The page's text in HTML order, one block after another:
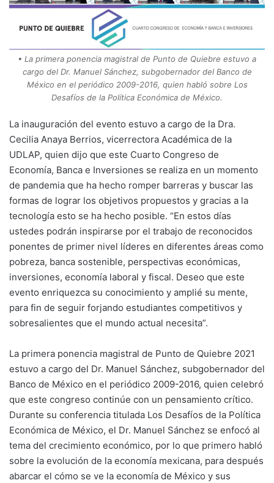
• La primera ponencia magistral de Punto de Quiebre estuvo a
cargo del Dr. Manuel Sánchez, subgobernador del Banco de
México en el periódico 2009-2016, quien habló sobre Los
Desafíos de la Política Económica de México.
La inauguración del evento estuvo a cargo de la Dra.
Cecilia Anaya Berrios, vicerrectora Académica de la
UDLAP, quien dijo que este Cuarto Congreso de
Economía, Banca e Inversiones se realiza en un momento
de pandemia que ha hecho romper barreras y buscar las
formas de lograr los objetivos propuestos y gracias a la
tecnología esto se ha hecho posible. “En estos días
ustedes podrán inspirarse por el trabajo de reconocidos
ponentes de primer nivel líderes en diferentes áreas como
pobreza, banca sostenible, perspectivas económicas,
inversiones, economía laboral y fiscal. Deseo que este
evento enriquezca su conocimiento y amplié su mente,
para fin de seguir forjando estudiantes competitivos y
sobresalientes que el mundo actual necesita”.
La primera ponencia magistral de Punto de Quiebre 2021
estuvo a cargo del Dr. Manuel Sánchez, subgobernador del
Banco de México en el periódico 2009-2016, quien celebró
que este congreso continúe con un pensamiento crítico.
Durante su conferencia titulada Los Desafíos de la Política
Económica de México, el Dr. Manuel Sánchez se enfocó al
tema del crecimiento económico, por lo que primero habló
sobre la evolución de la economía mexicana, para después
abarcar el cómo se ve la economía de México y sus